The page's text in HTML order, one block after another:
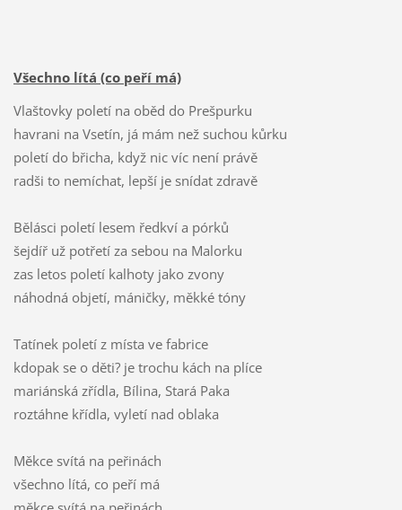
Všechno lítá (co peří má)
Vlaštovky poletí na oběd do Prešpurku
havrani na Vsetín, já mám než suchou kůrku
poletí do břicha, když nic víc není právě
radši to nemíchat, lepší je snídat zdravě
Bělásci poletí lesem ředkví a pórků
šejdíř už potřetí za sebou na Malorku
zas letos poletí kalhoty jako zvony
náhodná objetí, máničky, měkké tóny
Tatínek poletí z místa ve fabrice
kdopak se o děti? je trochu kách na plíce
mariánská zřídla, Bílina, Stará Paka
roztáhne křídla, vyletí nad oblaka
Měkce svítá na peřinách
všechno lítá, co peří má